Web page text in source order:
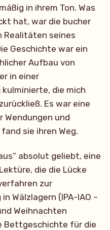
in ihrem Ton. Was
hat, war die bucher
Realitäten seines
Geschichte war ein
Aufbau von
in einer
die mich
Es war eine
Wendungen und
sie ihren Weg.
absolut geliebt, eine
die die Lücke
zur
Wälzlagern (IPA-IAO –
Weihnachten
Bettgeschichte für die